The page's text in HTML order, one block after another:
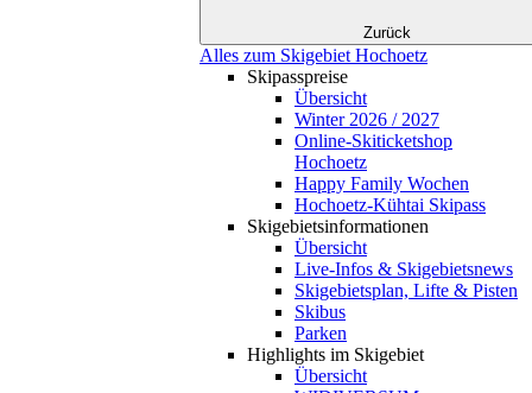
Zurück
Alles zum Skigebiet Hochoetz
Skipasspreise
Übersicht
Winter 2026 / 2027
Online-Skiticketshop
Hochoetz
Happy Family Wochen
Hochoetz-Kühtai Skipass
Skigebietsinformationen
Übersicht
Live-Infos & Skigebietsnews
Skigebietsplan, Lifte & Pisten
Skibus
Parken
Highlights im Skigebiet
Übersicht